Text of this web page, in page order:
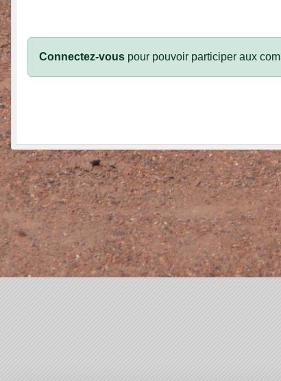
Connectez-vous pour pouvoir participer aux